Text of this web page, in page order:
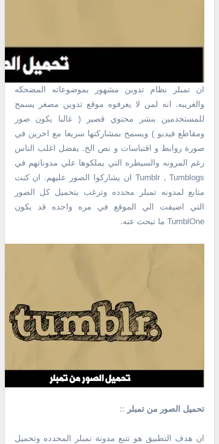
والغريبه. انه لمن لا يعرفوه موقع تدوين مصغر يسمح
للمستخدمين بنشر محتوي قصير ( غالبا يكون صور
ومقاطع فيديو ) ويسمح بمشاركتها سريعا مع اخرين في
صورة روابط و اقتباسات و نص الخ. يفضل اغلب الناس
رغم المرونه والسيطره التي يملكوها علي مدوناتهم في
Tumblr , Tumblogs ان يشاركوا الصور عليهم. ان كنت
متابع لمدونه تمبلر محدده وترغب بتحميل كل الصور
التي اضيفت الي الموقع في مره واحده قد يكون
TumblOne ما تبحث عنه.
تحميل الصور من تمبلر ::
ان هدف التطبيق هو تتبع مدونة تمبلر المحدده وتحميل